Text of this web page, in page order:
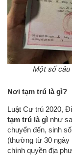
Một số câu
Nơi tạm trú là gì?
Luật Cư trú 2020,
tạm trú là gì như
chuyển đến, sinh
(thường từ 30
chính quyền địa